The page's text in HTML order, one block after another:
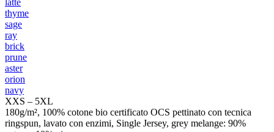
latte
thyme
sage
ray
brick
prune
aster
orion
navy
XXS – 5XL
180g/m², 100% cotone bio certificato OCS pettinato con tecnica
ringspun, lavato con enzimi, Single Jersey, grey melange: 90%